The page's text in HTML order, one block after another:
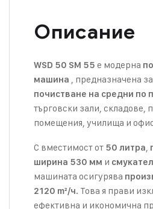
Описание
WSD 50 SM 55 е модерна
машина , предназначена за
почистване на средни по
търговски зали, складове,
помещения, училища и
С вместимост от 50 литра,
ширина 530 мм и
машината осигурява
2120 m²/ч. Това я прави
ефективна и икономична